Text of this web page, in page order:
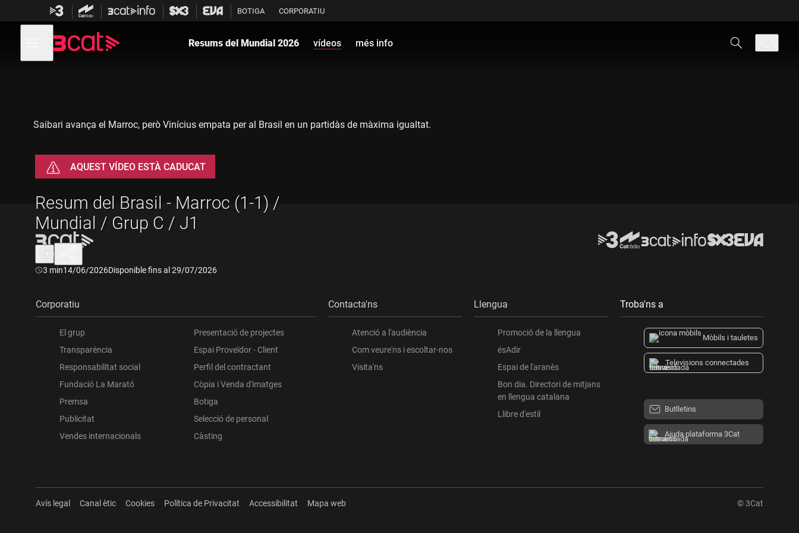
contingut
BOTIGA CORPORATIU
menú
de
Resums del Mundial 2026 vídeos més info
AQUEST VÍDEO ESTÀ CADUCAT
Resum del Brasil - Marroc (1-1) /
Mundial / Grup C / J1
Durada:
3 min14/06/2026Disponible fins al 29/07/2026
Saibari avança el Marroc, però Vinícius empata per al Brasil en un partidàs de màxima igualtat.
Corporatiu
El grup
Transparència
Responsabilitat social
Fundació La Marató
Premsa
Publicitat
Vendes internacionals
Presentació de projectes
Espai Proveïdor - Client
Perfil del contractant
Còpia i Venda d'imatges
Botiga
Selecció de personal
Càsting
Contacta'ns
Atenció a l'audiència
Com veure'ns i escoltar-nos
Visita'ns
Llengua
Promoció de la llengua
ésAdir
Espai de l'aranès
Bon dia. Directori de mitjans
en llengua catalana
Llibre d'estil
Troba'ns a
Mòbils i tauletes
Televisions connectades
Butlletins
Ajuda plataforma 3Cat
Avís legal Canal ètic Cookies Política de Privacitat Accessibilitat Mapa web © 3Cat